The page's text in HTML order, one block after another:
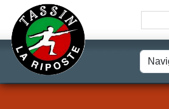
Panneau de gestion des cookies